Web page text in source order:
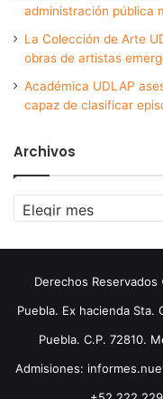
administración pública
La Colección de Arte
obras de artistas
Académica UDLAP
capaz de clasificar
Archivos
Archivos
Derechos
Puebla. Ex hacienda Sta.
Puebla. C.P. 72810.
Admisiones: